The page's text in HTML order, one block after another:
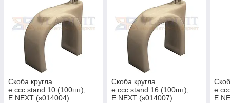
Скоба кругла
e.ccc.stand.10 (100шт),
E.NEXT (s014004)
Скоба кругла
e.ccc.stand.16 (100шт),
E.NEXT (s014007)